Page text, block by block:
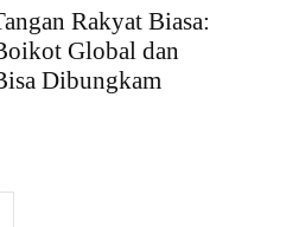
Rakyat Biasa:
Global dan
Dibungkam